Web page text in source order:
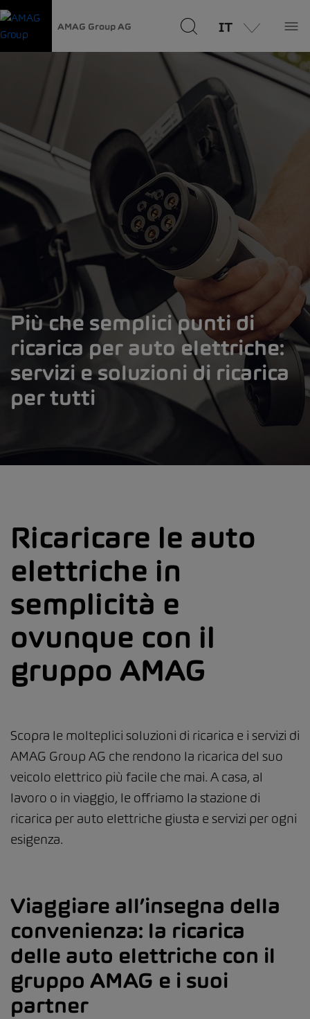
AMAG Group AG IT
Più che semplici punti di
ricarica per auto elettriche:
servizi e soluzioni di ricarica
per tutti
Ricaricare le auto
elettriche in
semplicità e
ovunque con il
gruppo AMAG
Scopra le molteplici soluzioni di ricarica e i servizi di
AMAG Group AG che rendono la ricarica del suo
veicolo elettrico più facile che mai. A casa, al
lavoro o in viaggio, le offriamo la stazione di
ricarica per auto elettriche giusta e servizi per ogni
esigenza.
Viaggiare all’insegna della
convenienza: la ricarica
delle auto elettriche con il
gruppo AMAG e i suoi
partner